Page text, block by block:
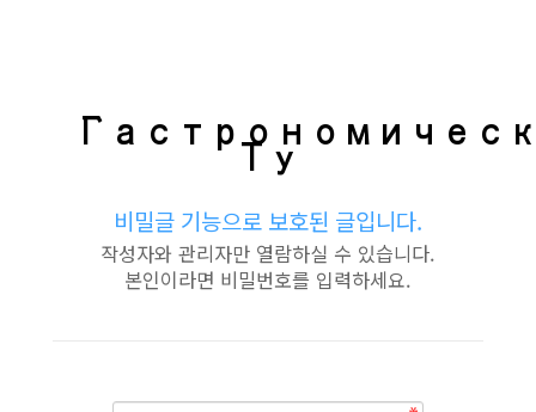
Ту
비밀글 기능으로 보호된 글입니다.
작성자와 관리자만 열람하실 수 있습니다.
본인이라면 비밀번호를 입력하세요.